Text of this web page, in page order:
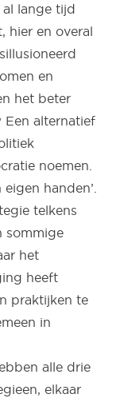
al lange tijd
hier en overal
en
het beter
Een alternatief
noemen.
handen’.
telkens
sommige
het
heeft
praktijken te
in
alle drie
elkaar